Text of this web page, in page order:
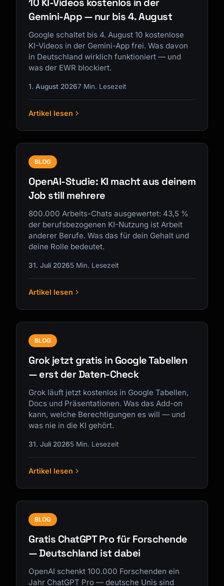
Gemini-App — nur bis 4. August
Google schaltet bis 4. August 10 kostenlose
KI-Videos in der Gemini-App frei. Was davon
in Deutschland wirklich funktioniert — und
was der EWR blockiert.
1. August 20267 Min. Lesezeit
Artikel lesen
BLOG
OpenAI-Studie: KI macht aus deinem
Job still mehrere
800.000 Arbeits-Chats ausgewertet: 43,5 %
der berufsbezogenen KI-Nutzung ist Arbeit
anderer Berufe. Was das für dein Gehalt und
deine Rolle bedeutet.
31. Juli 20265 Min. Lesezeit
Artikel lesen
BLOG
Grok jetzt gratis in Google Tabellen
— erst der Daten-Check
Grok läuft jetzt kostenlos in Google Tabellen,
Docs und Präsentationen. Was das Add-on
kann, welche Berechtigungen es will — und
was nie in die KI gehört.
31. Juli 20265 Min. Lesezeit
Artikel lesen
BLOG
Gratis ChatGPT Pro für Forschende
— Deutschland ist dabei
OpenAI schenkt 100.000 Forschenden ein
Jahr ChatGPT Pro — deutsche Unis sind